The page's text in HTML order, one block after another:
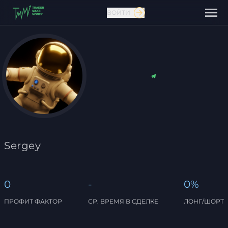
Связаться с нами
ВОЙТИ
Sergey
0
ПРОФИТ ФАКТОР
-
СР. ВРЕМЯ В СДЕЛКЕ
0%
ЛОНГ/ШОРТ